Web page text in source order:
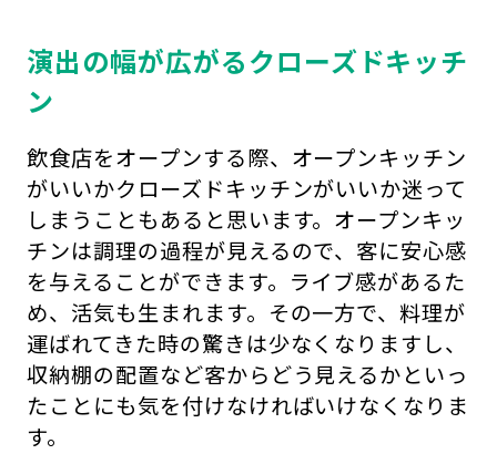
演出の幅が広がるクローズドキッチ
ン
飲食店をオープンする際、オープンキッチン
がいいかクローズドキッチンがいいか迷って
しまうこともあると思います。オープンキッ
チンは調理の過程が見えるので、客に安心感
を与えることができます。ライブ感があるた
め、活気も生まれます。その一方で、料理が
運ばれてきた時の驚きは少なくなりますし、
収納棚の配置など客からどう見えるかといっ
たことにも気を付けなければいけなくなりま
す。